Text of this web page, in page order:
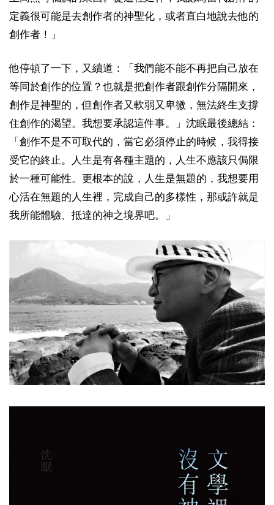
定義很可能是去創作者的神聖化，或者直白地說去他的
創作者！」
他停頓了一下，又續道：「我們能不能不再把自己放在
等同於創作的位置？也就是把創作者跟創作分隔開來，
創作是神聖的，但創作者又軟弱又卑微，無法終生支撐
住創作的渴望。我想要承認這件事。」沈眠最後總結：
「創作不是不可取代的，當它必須停止的時候，我得接
受它的終止。人生是有各種主題的，人生不應該只侷限
於一種可能性。更根本的說，人生是無題的，我想要用
心活在無題的人生裡，完成自己的多樣性，那或許就是
我所能體驗、抵達的神之境界吧。」